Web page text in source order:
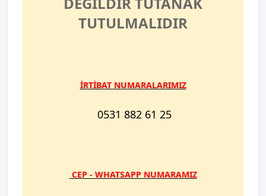
TUTULMALIDIR
İRTİBAT NUMARALARIMIZ
0531 882 61 25
​ CEP - WHATSAPP NUMARAMIZ